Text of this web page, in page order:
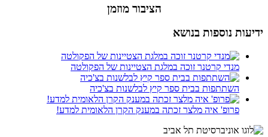
הציבור מוזמן
ידיעות נוספות בנושא
מנדי קרטנר זוכה במלגת הצטיינות של הפקולטה
השתתפות בבית ספר קיץ לבלשנות בצ'כיה
פרופ' איה מלצר זכתה במענק הקרן הלאומית למדע!